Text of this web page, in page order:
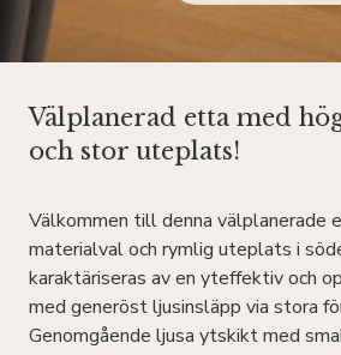
Välplanerad etta med
och stor uteplats!
Välkommen till denna välplanerade
materialval och rymlig uteplats i
karaktäriseras av en yteffektiv och
med generöst ljusinsläpp via stora
Genomgående ljusa ytskikt med